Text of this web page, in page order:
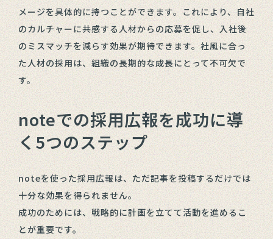
メージを具体的に持つことができます。これにより、自社
のカルチャーに共感する人材からの応募を促し、入社後
のミスマッチを減らす効果が期待できます。社風に合っ
た人材の採用は、組織の長期的な成長にとって不可欠で
す。
noteでの採用広報を成功に導
く5つのステップ
noteを使った採用広報は、ただ記事を投稿するだけでは
十分な効果を得られません。
成功のためには、戦略的に計画を立てて活動を進めるこ
とが重要です。